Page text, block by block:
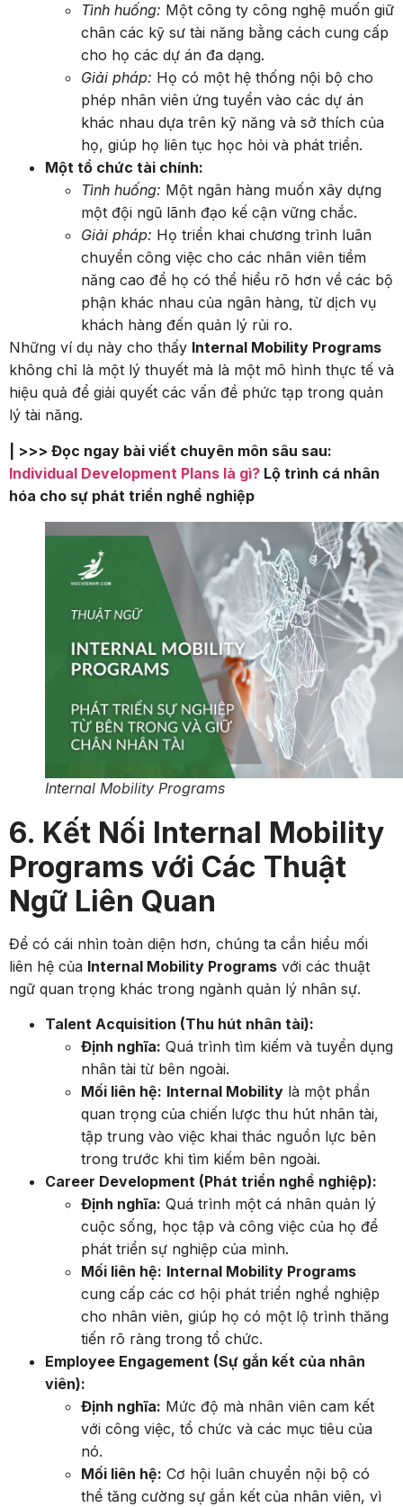
Tình huống: Một công ty công nghệ muốn giữ
chân các kỹ sư tài năng bằng cách cung cấp
cho họ các dự án đa dạng.
Giải pháp: Họ có một hệ thống nội bộ cho
phép nhân viên ứng tuyển vào các dự án
khác nhau dựa trên kỹ năng và sở thích của
họ, giúp họ liên tục học hỏi và phát triển.
Một tổ chức tài chính:
Tình huống: Một ngân hàng muốn xây dựng
một đội ngũ lãnh đạo kế cận vững chắc.
Giải pháp: Họ triển khai chương trình luân
chuyển công việc cho các nhân viên tiềm
năng cao để họ có thể hiểu rõ hơn về các bộ
phận khác nhau của ngân hàng, từ dịch vụ
khách hàng đến quản lý rủi ro.
Những ví dụ này cho thấy Internal Mobility Programs
không chỉ là một lý thuyết mà là một mô hình thực tế và
hiệu quả để giải quyết các vấn đề phức tạp trong quản
lý tài năng.
| >>> Đọc ngay bài viết chuyên môn sâu sau:
Individual Development Plans là gì? Lộ trình cá nhân
hóa cho sự phát triển nghề nghiệp
Internal Mobility Programs
6. Kết Nối Internal Mobility
Programs với Các Thuật
Ngữ Liên Quan
Để có cái nhìn toàn diện hơn, chúng ta cần hiểu mối
liên hệ của Internal Mobility Programs với các thuật
ngữ quan trọng khác trong ngành quản lý nhân sự.
Talent Acquisition (Thu hút nhân tài):
Định nghĩa: Quá trình tìm kiếm và tuyển dụng
nhân tài từ bên ngoài.
Mối liên hệ: Internal Mobility là một phần
quan trọng của chiến lược thu hút nhân tài,
tập trung vào việc khai thác nguồn lực bên
trong trước khi tìm kiếm bên ngoài.
Career Development (Phát triển nghề nghiệp):
Định nghĩa: Quá trình một cá nhân quản lý
cuộc sống, học tập và công việc của họ để
phát triển sự nghiệp của mình.
Mối liên hệ: Internal Mobility Programs
cung cấp các cơ hội phát triển nghề nghiệp
cho nhân viên, giúp họ có một lộ trình thăng
tiến rõ ràng trong tổ chức.
Employee Engagement (Sự gắn kết của nhân
viên):
Định nghĩa: Mức độ mà nhân viên cam kết
với công việc, tổ chức và các mục tiêu của
nó.
Mối liên hệ: Cơ hội luân chuyển nội bộ có
thể tăng cường sự gắn kết của nhân viên, vì